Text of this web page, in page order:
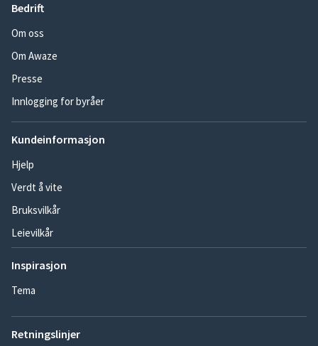
Bedrift
Om oss
Om Awaze
Presse
Innlogging for byråer
Kundeinformasjon
Hjelp
Verdt å vite
Bruksvilkår
Leievilkår
Inspirasjon
Tema
Retningslinjer